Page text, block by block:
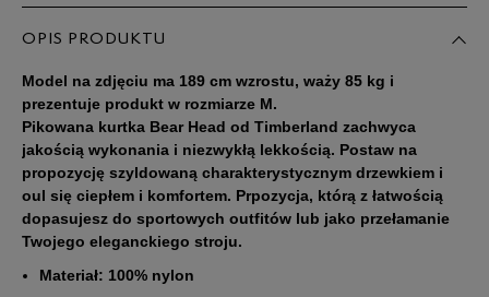
dostępności
Powiadom o
dostępności
XXL
Powiadom o
dostępności
XXXL
Powiadom o
OPIS PRODUKTU
Model na zdjęciu ma 189 cm wzrostu, waży 85 kg i
prezentuje produkt w rozmiarze M.
Pikowana kurtka Bear Head od Timberland zachwyca
jakością wykonania i niezwykłą lekkością. Postaw na
propozycję szyldowaną charakterystycznym drzewkiem i
oul się ciepłem i komfortem. Prpozycja, którą z łatwością
dopasujesz do sportowych outfitów lub jako przełamanie
Twojego eleganckiego stroju.
Materiał: 100% nylon